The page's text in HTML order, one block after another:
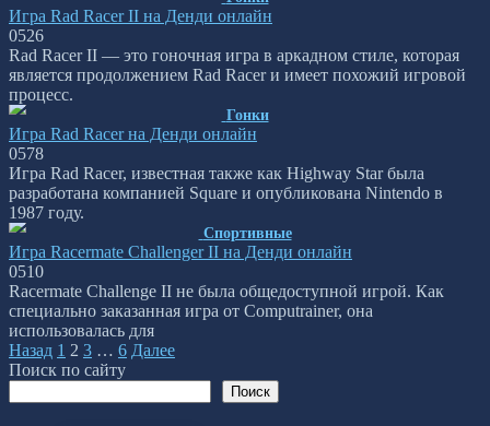
Игра Rad Racer II на Денди онлайн
0526
Rad Racer II — это гоночная игра в аркадном стиле, которая
является продолжением Rad Racer и имеет похожий игровой
процесс.
Гонки
Игра Rad Racer на Денди онлайн
0578
Игра Rad Racer, известная также как Highway Star была
разработана компанией Square и опубликована Nintendo в
1987 году.
Спортивные
Игра Racermate Challenger II на Денди онлайн
0510
Racermate Challenge II не была общедоступной игрой. Как
специально заказанная игра от Computrainer, она
использовалась для
Пагинация
записей
Назад 1 2 3 … 6 Далее
Поиск по сайту
Поиск